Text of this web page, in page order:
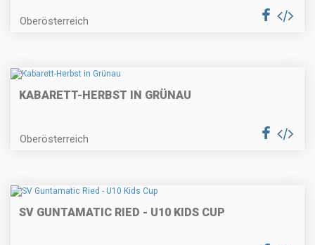
Oberösterreich
KABARETT-HERBST IN GRÜNAU
Oberösterreich
SV GUNTAMATIC RIED - U10 KIDS CUP